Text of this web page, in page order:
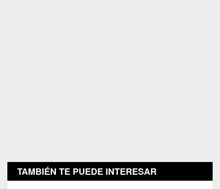
TAMBIÉN TE PUEDE INTERESAR